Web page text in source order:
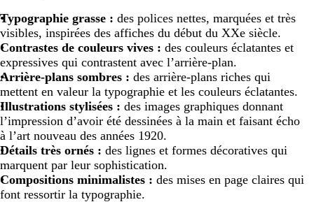
Typographie grasse : des polices nettes, marquées et très
visibles, inspirées des affiches du début du XXe siècle.
Contrastes de couleurs vives : des couleurs éclatantes et
expressives qui contrastent avec l’arrière-plan.
Arrière-plans sombres : des arrière-plans riches qui
mettent en valeur la typographie et les couleurs éclatantes.
Illustrations stylisées : des images graphiques donnant
l’impression d’avoir été dessinées à la main et faisant écho
à l’art nouveau des années 1920.
Détails très ornés : des lignes et formes décoratives qui
marquent par leur sophistication.
Compositions minimalistes : des mises en page claires qui
font ressortir la typographie.